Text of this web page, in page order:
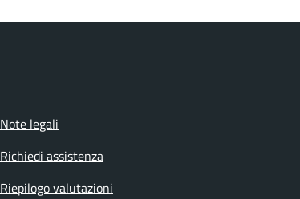
Note legali
Richiedi assistenza
Riepilogo valutazioni